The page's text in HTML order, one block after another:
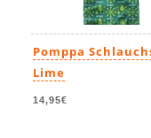
Pomppa
Lime
14,95€